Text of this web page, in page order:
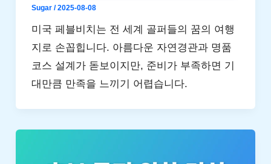
Sugar /2025-08-08
미국 페블비치는 전 세계 골퍼들의 꿈의 여행
지로 손꼽힙니다. 아름다운 자연경관과 명품
코스 설계가 돋보이지만, 준비가 부족하면 기
대만큼 만족을 느끼기 어렵습니다.